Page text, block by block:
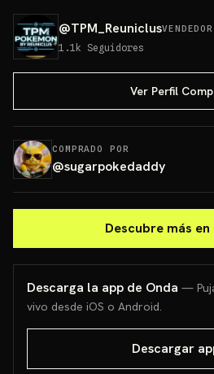
@TPM_Reuniclus
1.1k Seguidores
Ver Perfil
COMPRADO POR
@sugarpokedaddy
Descubre más en
Descarga la app de Onda —
vivo desde iOS o Android.
Descargar